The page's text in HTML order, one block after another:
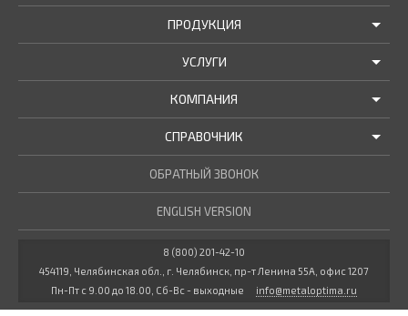
ПРОДУКЦИЯ
АКЦИИ И РАСПРОДАЖИ
ТРУБЫ В НАЛИЧИИ
МЕТАЛЛОПРОКАТ В НАЛИЧИИ
УСЛУГИ
ДОСТАВКА
РЕЗКА В РАЗМЕР
ПРОЧИЕ УСЛУГИ
КОМПАНИЯ
О НАС
НОВОСТИ КОМПАНИИ
СТАТЬИ
ДОКУМЕНТЫ
ВАКАНСИИ
СПРАВОЧНИК
ГОСТЫ / ТУ
МАРОЧНИК СТАЛЕЙ
КУЛЬКУЛЯТОР МЕТАЛЛУРГА
ОБРАТНЫЙ ЗВОНОК
ENGLISH VERSION
8 (800) 201-42-10
454119, Челябинская обл., г. Челябинск, пр-т Ленина 55А, офис 1207
Пн-Пт с 9.00 до 18.00, Сб-Вс - выходные
info@metaloptima.ru